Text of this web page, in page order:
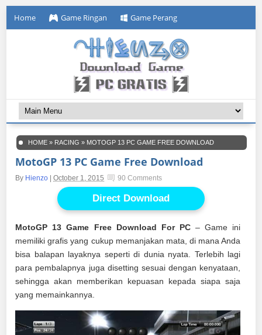
Home Game Ringan Game Perang
HOME » RACING » MOTOGP 13 PC GAME FREE DOWNLOAD
MotoGP 13 PC Game Free Download
By Hienzo |October 1, 2015 90 Comments
Direct Download
MotoGP 13 Game Free Download For PC– Game ini
memiliki grafis yang cukup memanjakan mata, di mana Anda
bisa balapan layaknya seperti di dunia nyata. Terlebih lagi
para pembalapnya juga disetting sesuai dengan kenyataan,
sehingga akan memberikan kepuasan kepada siapa saja
yang memainkannya.